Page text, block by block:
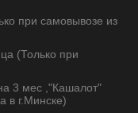
при самовывозе из
(Только при
3 мес ,"Кашалот"
в г.Минске)